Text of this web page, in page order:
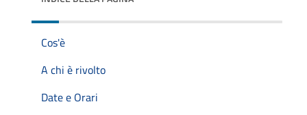
Cos'è
A chi è rivolto
Date e Orari